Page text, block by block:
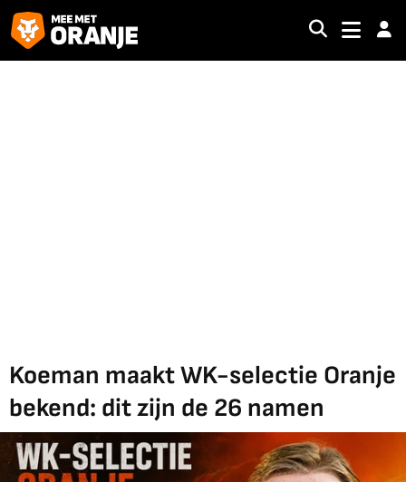
Koeman maakt WK-selectie Oranje
bekend: dit zijn de 26 namen